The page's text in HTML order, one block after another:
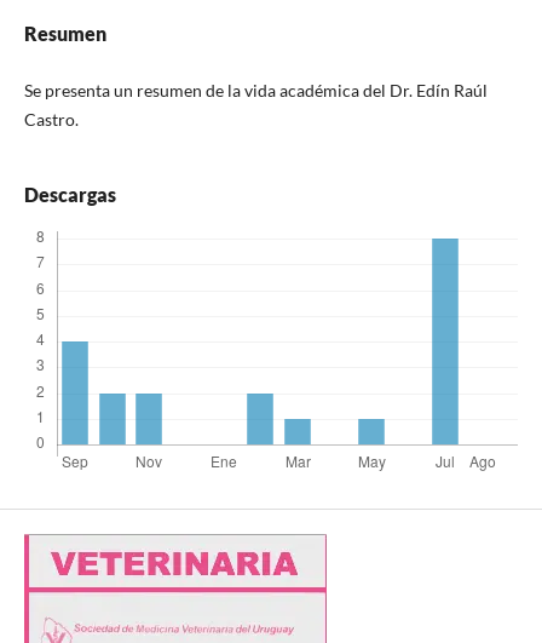
Resumen
Se presenta un resumen de la vida académica del Dr. Edín Raúl
Castro.
Descargas